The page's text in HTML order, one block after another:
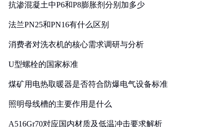
抗渗混凝土中P6和P8膨胀剂分别加多少
法兰PN25和PN16有什么区别
消费者对洗衣机的核心需求调研与分析
U型螺栓的国家标准
煤矿用电热取暖器是否符合防爆电气设备标准
照明母线槽的主要作用是什么
A516Gr70对应国内材质及低温冲击要求解析